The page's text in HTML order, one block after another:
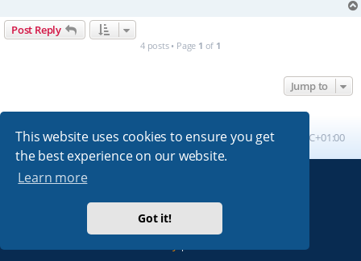
This website uses cookies to ensure you get
the best experience on our website.
Learn more
Got it!
Post Reply
4 posts • Page 1 of 1
Jump to
Board index All times are UTC+01:00
Absolution style by
Premium phpBB Styles